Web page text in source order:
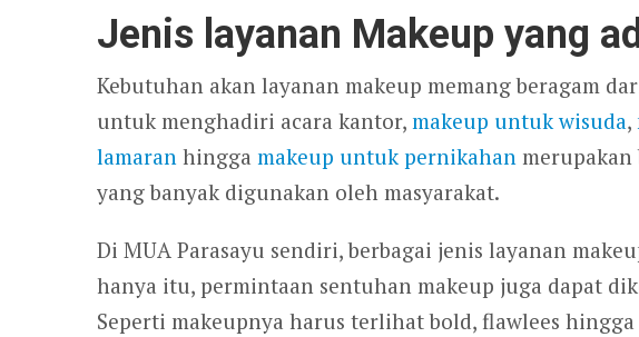
Jenis layanan Makeup yang
Kebutuhan akan layanan makeup memang beragam
untuk menghadiri acara kantor, makeup untuk wisuda,
lamaran hingga makeup untuk pernikahan merupakan
yang banyak digunakan oleh masyarakat.
Di MUA Parasayu sendiri, berbagai jenis layanan
hanya itu, permintaan sentuhan makeup juga dapat
Seperti makeupnya harus terlihat bold, flawlees